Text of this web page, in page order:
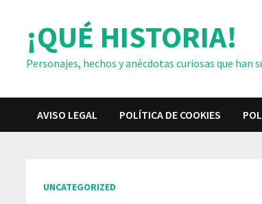
contenido¡QUÉ HISTORIA!
Personajes, hechos y anécdotas curiosas que
AVISO LEGAL POLÍTICA DE COOKIES
UNCATEGORIZED